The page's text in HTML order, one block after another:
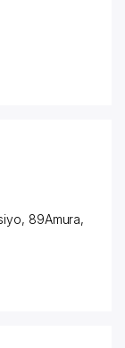
89Amura,